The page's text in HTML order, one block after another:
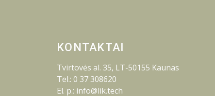
KONTAKTAI
Tvirtovės al. 35, LT-50155 Kaunas
Tel.: 0 37 308620
El. p.: info@lik.tech